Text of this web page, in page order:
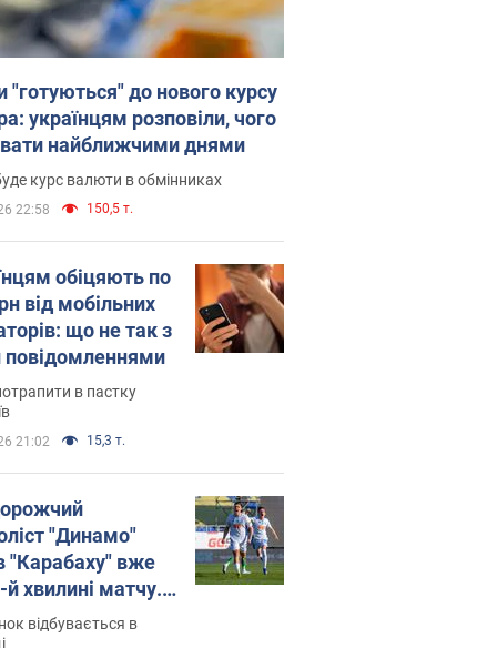
"готуються" до нового курсу
українцям розповіли, чого
найближчими днями
курс валюти в обмінниках
22:58 150,5 т.
обіцяють по
від мобільних
що не так з
в пастку
21:02 15,3 т.
"Динамо"
"Карабаху" вже
й хвилині матчу.
відбувається в